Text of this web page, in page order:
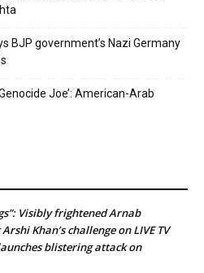
BJP government’s Nazi Germany
Joe’: American-Arab
Visibly frightened Arnab
Khan’s challenge on LIVE TV
blistering attack on